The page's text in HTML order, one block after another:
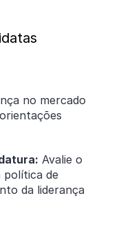
no mercado
Avalie o
política de
da liderança